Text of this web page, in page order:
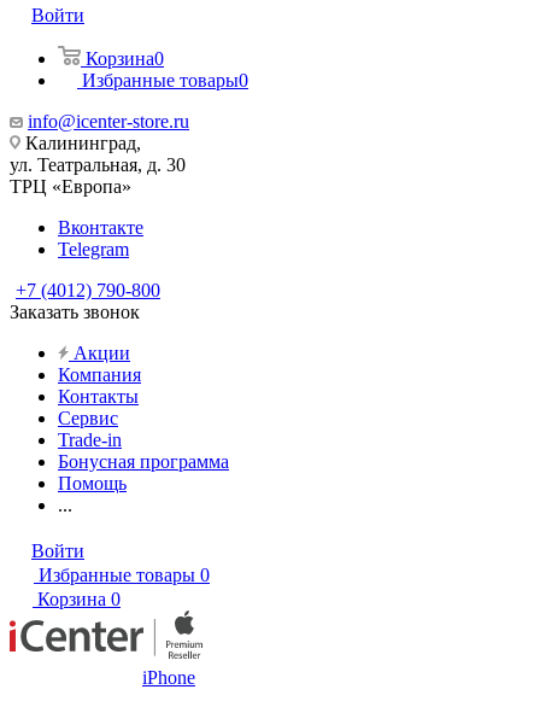
Войти
Корзина0
Избранные товары0
info@icenter-store.ru
Калининград,
ул. Театральная, д. 30
ТРЦ «Европа»
Вконтакте
Telegram
+7 (4012) 790-800
Заказать звонок
Акции
Компания
Контакты
Сервис
Trade-in
Бонусная программа
Помощь
...
Войти
Избранные товары 0
Корзина 0
iPhone